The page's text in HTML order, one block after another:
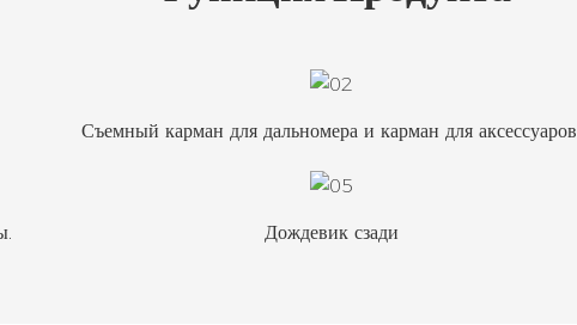
Съемный карман для дальномера и карман для аксессуаров.
Дождевик сзади